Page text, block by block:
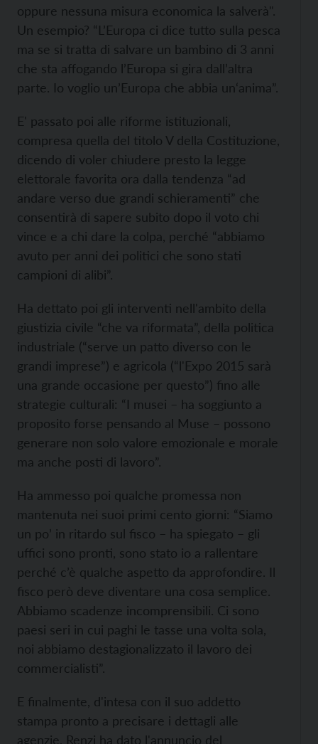
oppure nessuna misura economica la salverà".
Un esempio? “L’Europa ci dice tutto sulla pesca
ma se si tratta di salvare un bambino di 3 anni
che sta affogando l’Europa si gira dall’altra
parte. Io voglio un’Europa che abbia un‘anima”.
E' passato poi alle riforme istituzionali,
compresa quella del titolo V della Costituzione,
dicendo di voler chiudere presto la legge
elettorale favorita ora dalla tendenza “ad
andare verso due grandi schieramenti” che
consentirà di sapere subito dopo il voto chi
vince e a chi dare la colpa, perché “abbiamo
avuto per anni dei politici che sono stati
campioni di alibi”.
Ha dettato poi gli interventi nell'ambito della
giustizia civile “che va riformata”, della politica
industriale (“serve un patto diverso con le
grandi imprese”) e agricola (“l'Expo 2015 sarà
una grande occasione per questo”) fino alle
strategie culturali: “I musei – ha soggiunto a
proposito forse pensando al Muse – possono
generare non solo valore emozionale e morale
ma anche posti di lavoro”.
Ha ammesso poi qualche promessa non
mantenuta nei suoi primi cento giorni: “Siamo
un po’ in ritardo sul fisco – ha spiegato – gli
uffici sono pronti, sono stato io a rallentare
perché c’è qualche aspetto da approfondire. Il
fisco però deve diventare una cosa semplice.
Abbiamo scadenze incomprensibili. Ci sono
paesi seri in cui paghi le tasse una volta sola,
noi abbiamo destagionalizzato il lavoro dei
commercialisti”.
E finalmente, d'intesa con il suo addetto
stampa pronto a precisare i dettagli alle
agenzie, Renzi ha dato l'annuncio del